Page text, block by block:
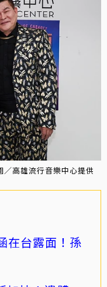
高雄流行音樂中心提供
在台露面！孫